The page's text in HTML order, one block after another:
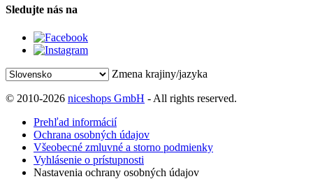
Sledujte nás na
Zmena krajiny/jazyka
© 2010-2026 niceshops GmbH - All rights reserved.
Prehľad informácií
Ochrana osobných údajov
Všeobecné zmluvné a storno podmienky
Vyhlásenie o prístupnosti
Nastavenia ochrany osobných údajov